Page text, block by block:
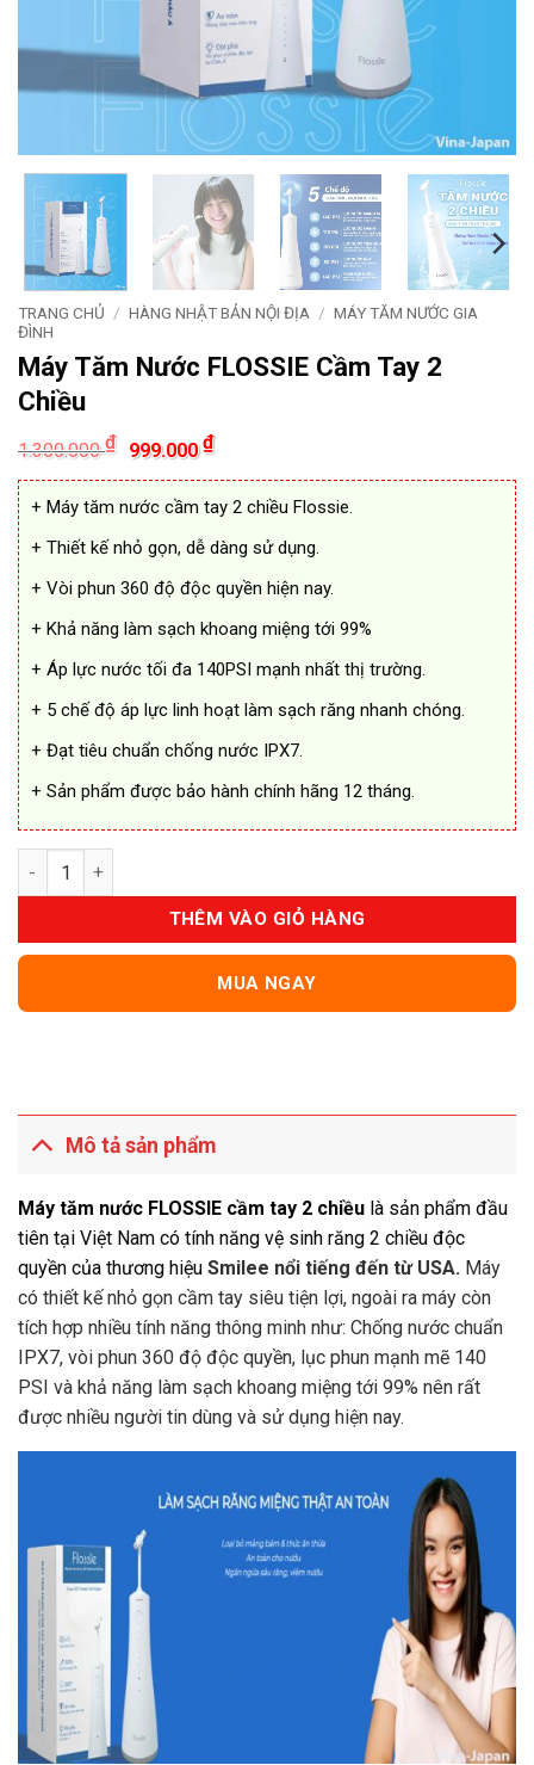
TRANG CHỦ / HÀNG NHẬT BẢN NỘI ĐỊA / MÁY TĂM NƯỚC GIA
ĐÌNH
Máy Tăm Nước FLOSSIE Cầm Tay 2
Chiều
1.300.000₫
Giá
gốc
là:
1.300.000 ₫.
999.000₫Giá
hiện
tại
là:
999.000 ₫.
+ Máy tăm nước cầm tay 2 chiều Flossie.
+ Thiết kế nhỏ gọn, dễ dàng sử dụng.
+ Vòi phun 360 độ độc quyền hiện nay.
+ Khả năng làm sạch khoang miệng tới 99%
+ Áp lực nước tối đa 140PSI mạnh nhất thị trường.
+ 5 chế độ áp lực linh hoạt làm sạch răng nhanh chóng.
+ Đạt tiêu chuẩn chống nước IPX7.
+ Sản phẩm được bảo hành chính hãng 12 tháng.
Máy Tăm Nước FLOSSIE Cầm Tay 2 Chiều số lượng
THÊM VÀO GIỎ HÀNG
MUA NGAY
Mô tả sản phẩm
Máy tăm nước FLOSSIE cầm tay 2 chiều là sản phẩm đầu
tiên tại Việt Nam có tính năng vệ sinh răng 2 chiều độc
quyền của thương hiệu Smilee nổi tiếng đến từ USA. Máy
có thiết kế nhỏ gọn cầm tay siêu tiện lợi, ngoài ra máy còn
tích hợp nhiều tính năng thông minh như: Chống nước chuẩn
IPX7, vòi phun 360 độ độc quyền, lục phun mạnh mẽ 140
PSI và khả năng làm sạch khoang miệng tới 99% nên rất
được nhiều người tin dùng và sử dụng hiện nay.